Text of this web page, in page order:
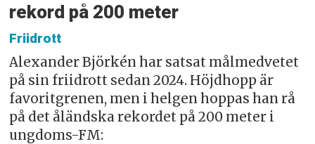
rekord på 200 meter
Friidrott
Alexander Björkén har satsat målmedvetet
på sin friidrott sedan 2024. Höjdhopp är
favoritgrenen, men i helgen hoppas han rå
på det åländska rekordet på 200 meter i
ungdoms-FM: